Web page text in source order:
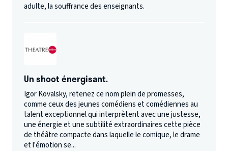
adulte, la souffrance des enseignants.
Un shoot énergisant.
Igor Kovalsky, retenez ce nom plein de promesses,
comme ceux des jeunes comédiens et comédiennes au
talent exceptionnel qui interprètent avec une justesse,
une énergie et une subtilité extraordinaires cette pièce
de théâtre compacte dans laquelle le comique, le drame
et l'émotion se...